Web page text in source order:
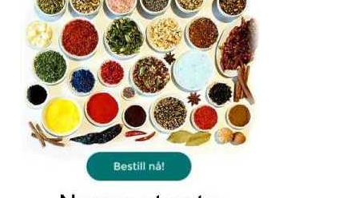
Salvie
Sar (bønneurt)
Selleriblader
Smaken av skog
Tapaskrydder
Tomatflak